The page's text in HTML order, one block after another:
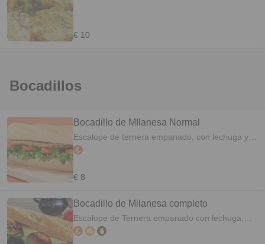
€ 10
Bocadillos
Bocadillo de MIlanesa Normal
Escalope de ternera empanado, con lechuga y
tomate
€ 8
Bocadillo de Milanesa completo
Escalope de Ternera empanado con lechuga,
tomate, jamón cocido y queso.